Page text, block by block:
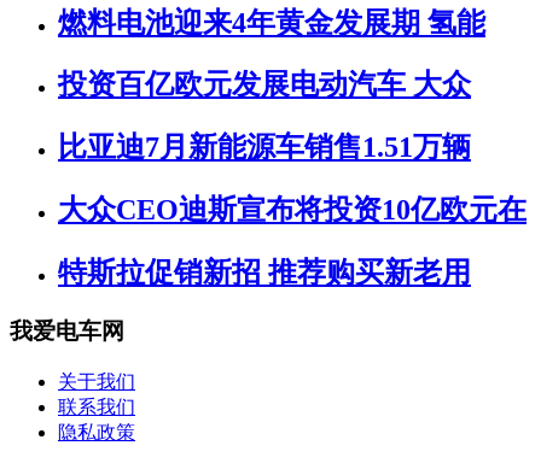
燃料电池迎来4年黄金发展期 氢能
投资百亿欧元发展电动汽车 大众
比亚迪7月新能源车销售1.51万辆
大众CEO迪斯宣布将投资10亿欧元在
特斯拉促销新招 推荐购买新老用
我爱电车网
关于我们
联系我们
隐私政策